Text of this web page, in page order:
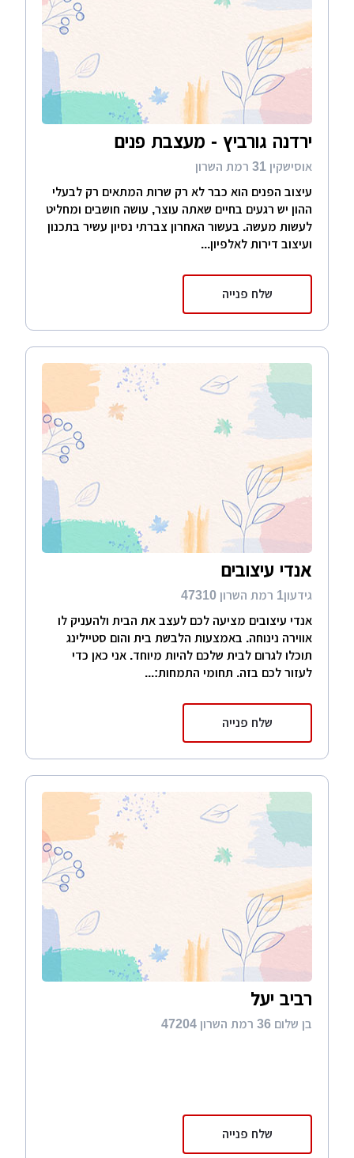
ירדנה גורביץ - מעצבת פנים
אוסישקין 31 רמת השרון
עיצוב הפנים הוא כבר לא רק שרות המתאים רק לבעלי
ההון יש רגעים בחיים שאתה עוצר, עושה חושבים ומחליט
לעשות מעשה. בעשור האחרון צברתי נסיון עשיר בתכנון
ועיצוב דירות לאלפיון...
שלח פנייה
אנדי עיצובים
גידעון1 רמת השרון 47310
אנדי עיצובים מציעה לכם לעצב את הבית ולהעניק לו
אווירה נינוחה. באמצעות הלבשת בית והום סטיילינג
תוכלו לגרום לבית שלכם להיות מיוחד. אני כאן כדי
לעזור לכם בזה. תחומי התמחות:...
שלח פנייה
רביב יעל
בן שלום 36 רמת השרון 47204
שלח פנייה